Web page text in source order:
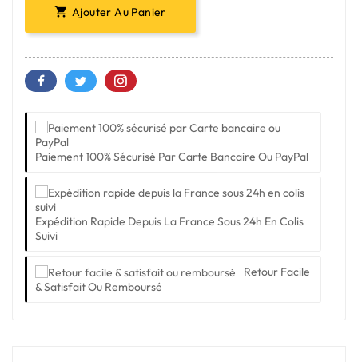
 Ajouter Au Panier
Paiement 100% Sécurisé Par Carte Bancaire Ou PayPal
Expédition Rapide Depuis La France Sous 24h En Colis
Suivi
Retour Facile
& Satisfait Ou Remboursé